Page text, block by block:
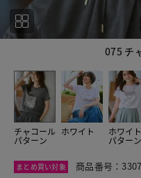
075 チ
チャコール
パターン
ホワイト ホワイト
パターン
まとめ買い対象 商品番号：
この商品をシェアする